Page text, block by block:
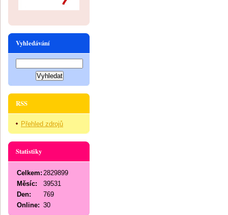
Vyhledávání
RSS
Přehled zdrojů
Statistiky
Online: 30
Celkem: 2829899
Měsíc:
39531
Den:
769